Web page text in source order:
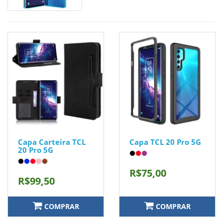
Capa Carteira TCL
20 Pro 5G
R$99,50
COMPRAR
Capa TCL 20 Pro 5G
R$75,00
COMPRAR